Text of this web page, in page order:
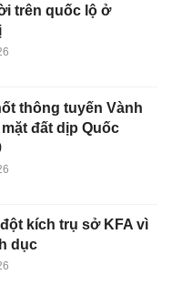
trên quốc lộ ở
thông tuyến Vành
đất dịp Quốc
kích trụ sở KFA vì
dục